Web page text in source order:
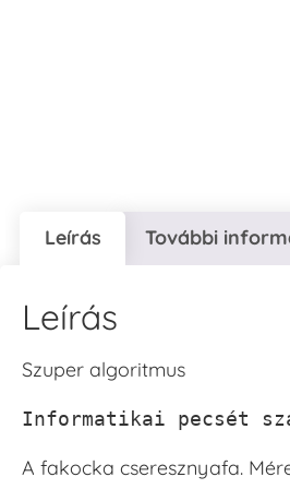
Leírás További
Leírás
Szuper algoritmus
Informatikai pecsét
A fakocka cseresznyafa.